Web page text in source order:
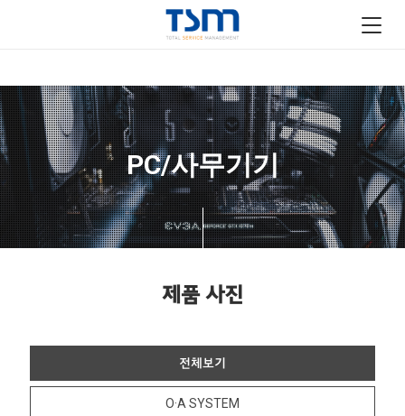
PC/사무기기
제품 사진
전체보기
O·A SYSTEM